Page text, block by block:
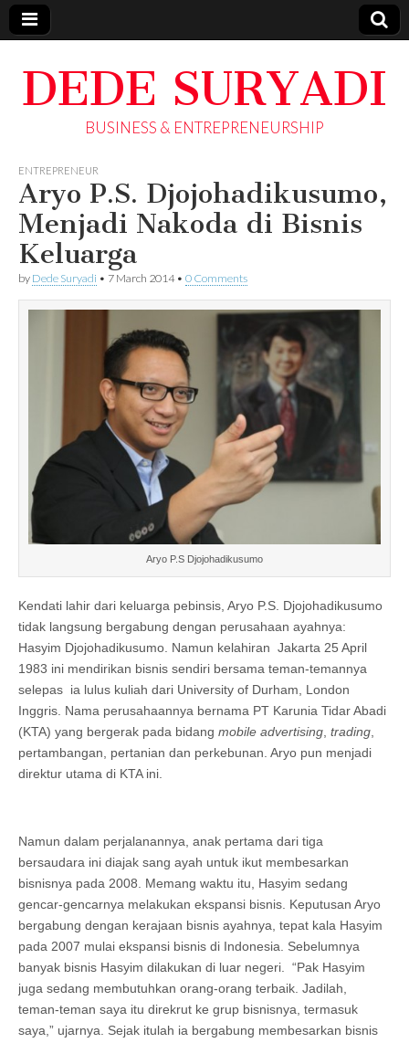
DEDE SURYADI
BUSINESS & ENTREPRENEURSHIP
ENTREPRENEUR
Aryo P.S. Djojohadikusumo,
Menjadi Nakoda di Bisnis
Keluarga
by Dede Suryadi • 7 March 2014• 0 Comments
Aryo P.S Djojohadikusumo
Kendati lahir dari keluarga pebinsis, Aryo P.S. Djojohadikusumo
tidak langsung bergabung dengan perusahaan ayahnya:
Hasyim Djojohadikusumo. Namun kelahiran Jakarta 25 April
1983 ini mendirikan bisnis sendiri bersama teman-temannya
selepas ia lulus kuliah dari University of Durham, London
Inggris. Nama perusahaannya bernama PT Karunia Tidar Abadi
(KTA) yang bergerak pada bidang mobile advertising trading
pertambangan, pertanian dan perkebunan. Aryo pun menjadi
direktur utama di KTA ini.
Namun dalam perjalanannya, anak pertama dari tiga
bersaudara ini diajak sang ayah untuk ikut membesarkan
bisnisnya pada 2008. Memang waktu itu, Hasyim sedang
gencar-gencarnya melakukan ekspansi bisnis. Keputusan Aryo
bergabung dengan kerajaan bisnis ayahnya, tepat kala Hasyim
pada 2007 mulai ekspansi bisnis di Indonesia. Sebelumnya
banyak bisnis Hasyim dilakukan di luar negeri. “Pak Hasyim
juga sedang membutuhkan orang-orang terbaik. Jadilah,
teman-teman saya itu direkrut ke grup bisnisnya, termasuk
saya,” ujarnya. Sejak itulah ia bergabung membesarkan bisnis